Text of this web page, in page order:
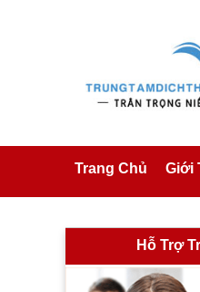
Trang Chủ Giới
Hỗ Trợ